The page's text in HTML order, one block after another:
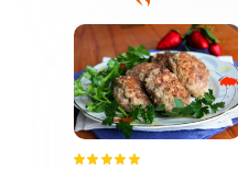
ВХОД НА САЙТ